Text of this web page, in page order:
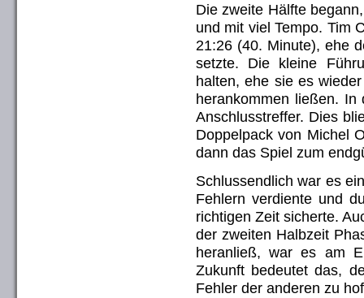
Die zweite Hälfte
und mit viel Tempo. Tim
21:26 (40. Minute), ehe
setzte. Die kleine
halten, ehe sie es
herankommen ließen.
Anschlusstreffer. Dies
Doppelpack von Michel
dann das Spiel zum
Schlussendlich war es
Fehlern verdiente und
richtigen Zeit sicherte.
der zweiten Halbzeit
heranließ, war es am
Zukunft bedeutet das,
Fehler der anderen zu